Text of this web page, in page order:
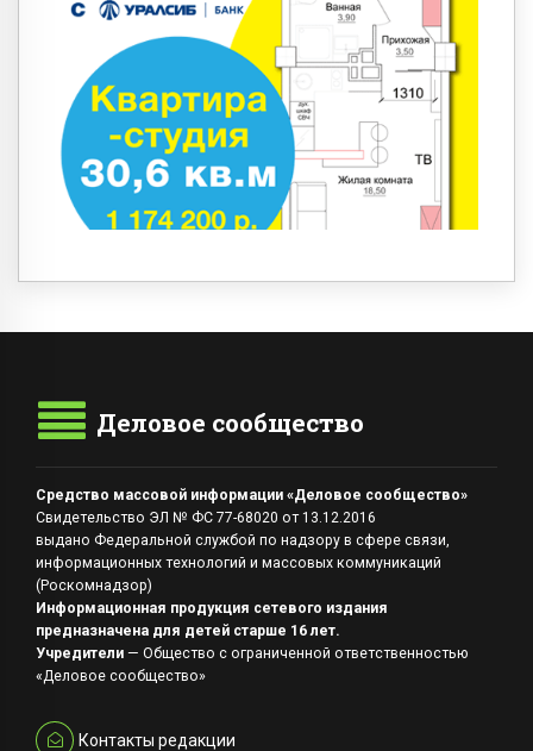
Деловое сообщество
Средство массовой информации «Деловое сообщество»
Свидетельство ЭЛ № ФС 77-68020 от 13.12.2016
выдано Федеральной службой по надзору в сфере связи,
информационных технологий и массовых коммуникаций
(Роскомнадзор)
Информационная продукция сетевого издания
предназначена для детей старше 16 лет.
Учредители — Общество с ограниченной ответственностью
«Деловое сообщество»
Контакты редакции